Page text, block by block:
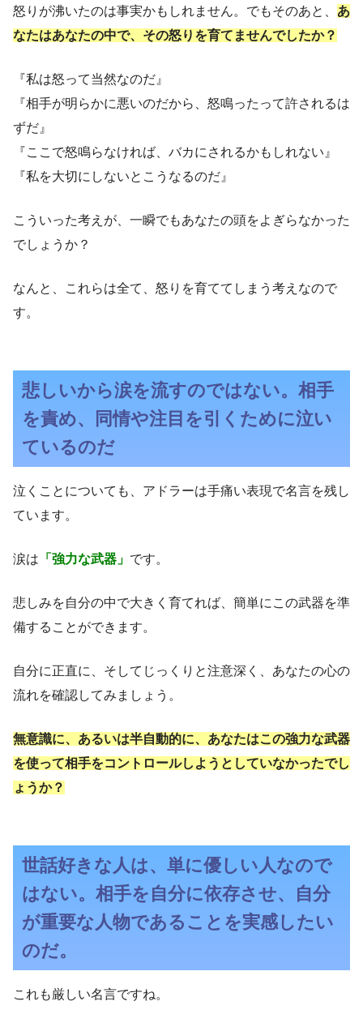
怒りが沸いたのは事実かもしれません。でもそのあと、 あ
なたはあなたの中で、その怒りを育てませんでしたか？
『私は怒って当然なのだ』
『相手が明らかに悪いのだから、怒鳴ったって許されるは
ずだ』
『ここで怒鳴らなければ、バカにされるかもしれない』
『私を大切にしないとこうなるのだ』
こういった考えが、一瞬でもあなたの頭をよぎらなかった
でしょうか？
なんと、これらは全て、怒りを育ててしまう考えなので
す。
悲しいから涙を流すのではない。相手
を責め、同情や注目を引くために泣い
ているのだ
泣くことについても、アドラーは手痛い表現で名言を残し
ています。
涙は 「強力な武器」 です。
悲しみを自分の中で大きく育てれば、簡単にこの武器を準
備することができます。
自分に正直に、そしてじっくりと注意深く、あなたの心の
流れを確認してみましょう。
無意識に、あるいは半自動的に、あなたはこの強力な武器
を使って相手をコントロールしようとしていなかったでし
ょうか？
世話好きな人は、単に優しい人なので
はない。相手を自分に依存させ、自分
が重要な人物であることを実感したい
のだ。
これも厳しい名言ですね。